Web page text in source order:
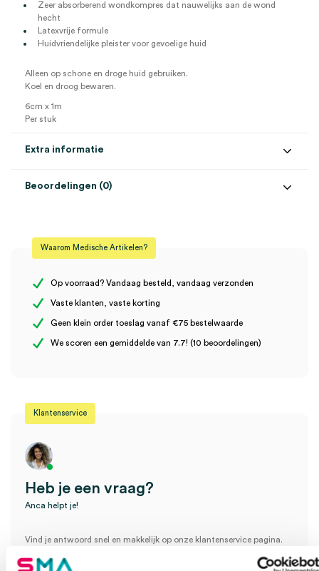
Zeer absorberend wondkompres dat nauwelijks aan de wond
hecht
Latexvrije formule
Huidvriendelijke pleister voor gevoelige huid
Alleen op schone en droge huid gebruiken.
Koel en droog bewaren.
6cm x 1m
Per stuk
Extra informatie
Steriel onsteriel
Uitvoering
Beoordelingen (0)
Er zijn nog geen beoordelingen.
(1)” te beoordelen
Waarom Medische Artikelen?
Op voorraad? Vandaag besteld, vandaag verzonden
Vaste klanten, vaste korting
Geen klein order toeslag vanaf €75 bestelwaarde
We scoren een gemiddelde van 7.7! (10 beoordelingen)
Klantenservice
Heb je een vraag?
Anca helpt je!
Vind je antwoord snel en makkelijk op onze klantenservice pagina.
Onze klantenservice is bereikbaar van maandag t/m vrijdag van